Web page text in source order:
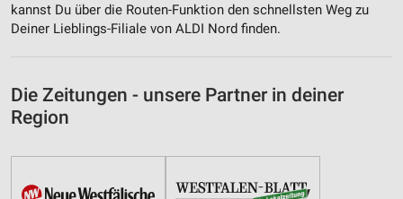
kannst Du über die Routen-Funktion den schnellsten Weg zu
Deiner Lieblings-Filiale von ALDI Nord finden.
Die Zeitungen - unsere Partner in deiner
Region